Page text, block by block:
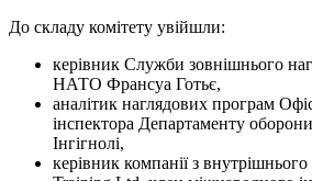
До складу комітету увійшли:
керівник Служби зовнішнього
НАТО Франсуа Готьє,
аналітик наглядових програм
інспектора Департаменту
Інгігнолі,
керівник компанії з